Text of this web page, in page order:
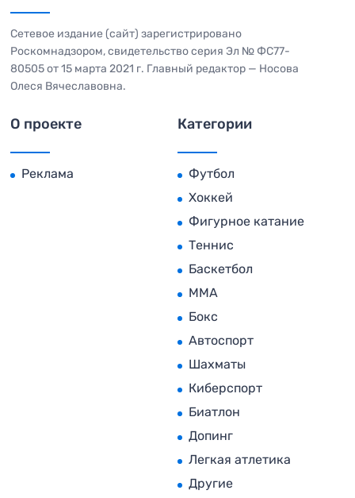
Сетевое издание (сайт) зарегистрировано
Роскомнадзором, свидетельство серия Эл № ФС77-
80505 от 15 марта 2021 г. Главный редактор — Носова
Олеся Вячеславовна.
О проекте
Реклама
Категории
Футбол
Хоккей
Фигурное катание
Теннис
Баскетбол
MMA
Бокс
Автоспорт
Шахматы
Киберспорт
Биатлон
Допинг
Легкая атлетика
Другие